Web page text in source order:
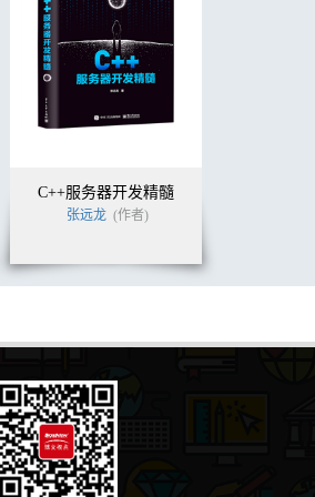
C++服务器开发精髓
张远龙 (作者)